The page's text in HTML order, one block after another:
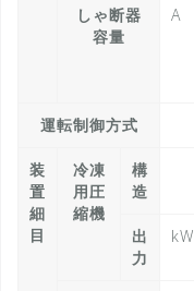
しゃ断器
容量
A
運転制御方式
装
置
細
目
冷凍
用圧
縮機
構
造
出
力
kW